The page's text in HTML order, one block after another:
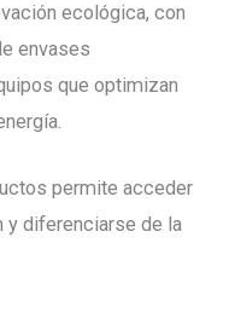
ecológica, con
envases
que optimizan
permite acceder
y diferenciarse de la